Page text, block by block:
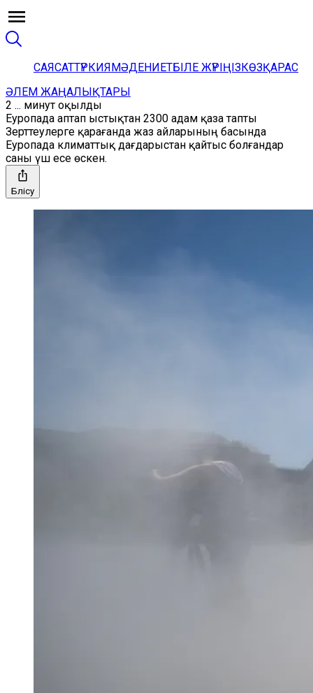
САЯСАТТҮРКИЯМӘДЕНИЕТБІЛЕ ЖҮРІҢІЗКӨЗҚАРАС
ӘЛЕМ ЖАҢАЛЫҚТАРЫ
2 ... минут оқылды
Еуропада аптап ыстықтан 2300 адам қаза тапты
Зерттеулерге қарағанда жаз айларының басында
Еуропада климаттық дағдарыстан қайтыс болғандар
саны үш есе өскен.
Бөлісу